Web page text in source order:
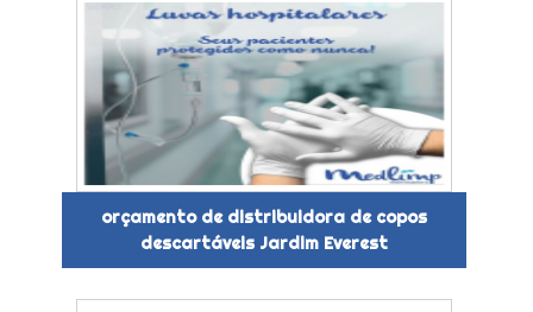
orçamento de distribuidora de copos
descartáveis Jardim Everest